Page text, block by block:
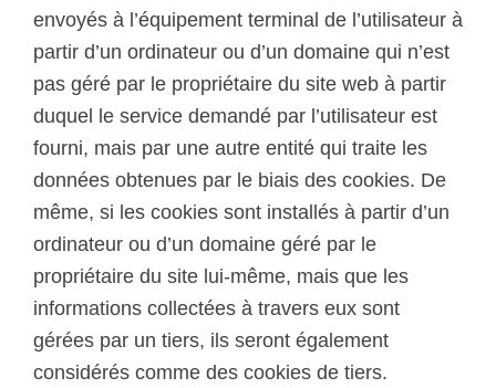
envoyés à l’équipement terminal de l’utilisateur à
partir d’un ordinateur ou d’un domaine qui n’est
pas géré par le propriétaire du site web à partir
duquel le service demandé par l’utilisateur est
fourni, mais par une autre entité qui traite les
données obtenues par le biais des cookies. De
même, si les cookies sont installés à partir d’un
ordinateur ou d’un domaine géré par le
propriétaire du site lui-même, mais que les
informations collectées à travers eux sont
gérées par un tiers, ils seront également
considérés comme des cookies de tiers.